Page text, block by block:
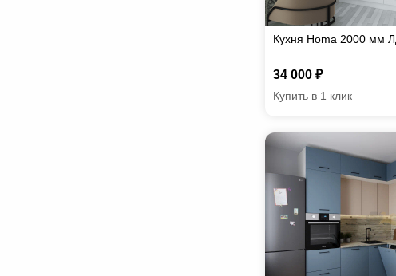
Кухня Homa 2000 мм
34 000 ₽
Купить в 1 клик